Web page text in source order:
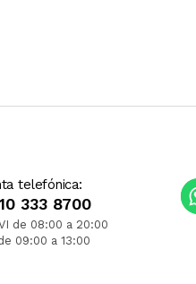
telefónica:
333 8700
de 08:00 a 20:00
09:00 a 13:00